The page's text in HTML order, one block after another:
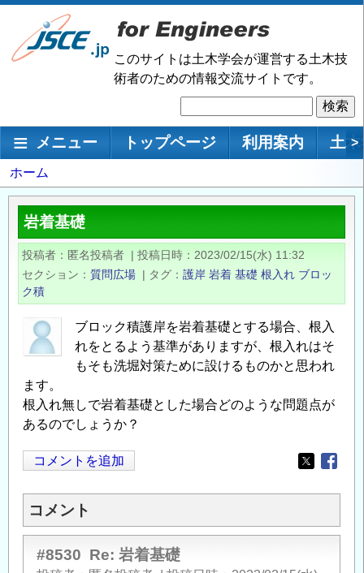
メ
ン
移
このサイトは土木学会が運営する土木技
術者のための情報交流サイトです。
索
メインナビゲーション
メニュー トップページ 利用案内 土 >
パ
ン
く
ず
ホーム
岩着基礎
投稿者 匿名投稿者 | 投稿日時
2023/02/15(水) 11:32
セクション
質問広場 | タグ 護岸 岩着 基礎 根入れ ブロッ
ク積
ブロック積護岸を岩着基礎とする場合、根入
れをとるよう基準がありますが、根入れはそ
もそも洗堀対策ために設けるものかと思われ
ます。
根入れ無しで岩着基礎とした場合どのような問題点が
あるのでしょうか？
コメントを追加
Opens in
コメント
#8530 Re: 岩着基礎